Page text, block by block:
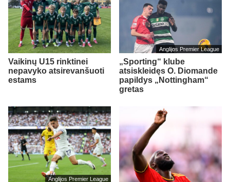
Vaikinų U15 rinktinei
nepavyko atsirevanšuoti
estams
Anglijos Premier League
„Sporting“ klube
atsiskleidęs O. Diomande
papildys „Nottingham“
gretas
Anglijos Premier League